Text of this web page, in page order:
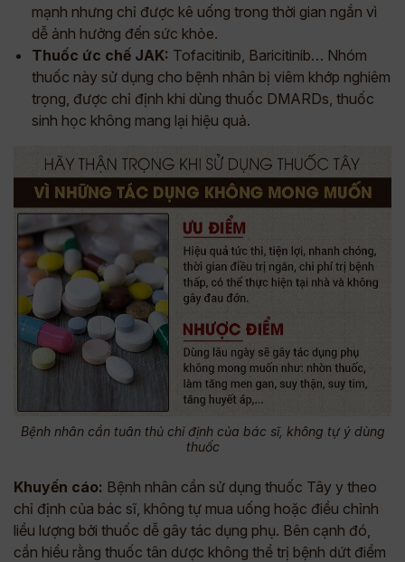
mạnh nhưng chỉ được kê uống trong thời gian ngắn vì
dễ ảnh hưởng đến sức khỏe.
Thuốc ức chế JAK: Tofacitinib, Baricitinib… Nhóm
thuốc này sử dụng cho bệnh nhân bị viêm khớp nghiêm
trọng, được chỉ định khi dùng thuốc DMARDs, thuốc
sinh học không mang lại hiệu quả.
Bệnh nhân cần tuân thủ chỉ định của bác sĩ, không tự ý dùng
thuốc
Khuyến cáo: Bệnh nhân cần sử dụng thuốc Tây y theo
chỉ định của bác sĩ, không tự mua uống hoặc điều chỉnh
liều lượng bởi thuốc dễ gây tác dụng phụ. Bên cạnh đó,
cần hiểu rằng thuốc tân dược không thể trị bệnh dứt điểm